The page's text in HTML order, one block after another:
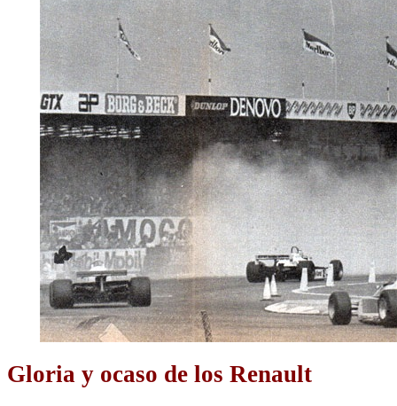
Gloria y ocaso de los Renault